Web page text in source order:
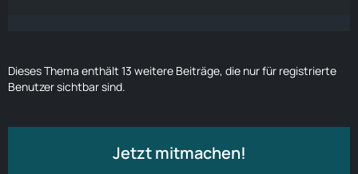
Dieses Thema enthält 13 weitere Beiträge, die nur für registrierte
Benutzer sichtbar sind.
Jetzt mitmachen!